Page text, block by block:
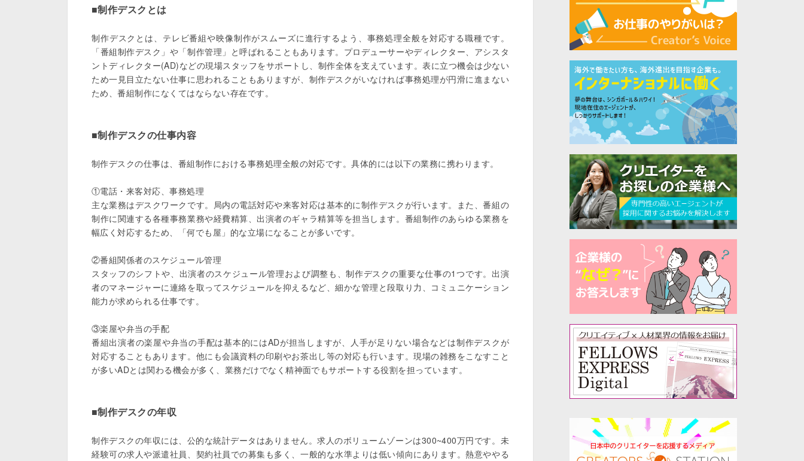
■制作デスクとは
制作デスクとは、テレビ番組や映像制作がスムーズに進行するよう、事務処理全般を対応する職種です。
「番組制作デスク」や「制作管理」と呼ばれることもあります。プロデューサーやディレクター、アシスタ
ントディレクター(AD)などの現場スタッフをサポートし、制作全体を支えています。表に立つ機会は少ない
ため一見目立たない仕事に思われることもありますが、制作デスクがいなければ事務処理が円滑に進まない
ため、番組制作になくてはならない存在です。
■制作デスクの仕事内容
制作デスクの仕事は、番組制作における事務処理全般の対応です。具体的には以下の業務に携わります。
①電話・来客対応、事務処理
主な業務はデスクワークです。局内の電話対応や来客対応は基本的に制作デスクが行います。また、番組の
制作に関連する各種事務業務や経費精算、出演者のギャラ精算等を担当します。番組制作のあらゆる業務を
幅広く対応するため、「何でも屋」的な立場になることが多いです。
②番組関係者のスケジュール管理
スタッフのシフトや、出演者のスケジュール管理および調整も、制作デスクの重要な仕事の1つです。出演
者のマネージャーに連絡を取ってスケジュールを抑えるなど、細かな管理と段取り力、コミュニケーション
能力が求められる仕事です。
③楽屋や弁当の手配
番組出演者の楽屋や弁当の手配は基本的にはADが担当しますが、人手が足りない場合などは制作デスクが
対応することもあります。他にも会議資料の印刷やお茶出し等の対応も行います。現場の雑務をこなすこと
が多いADとは関わる機会が多く、業務だけでなく精神面でもサポートする役割を担っています。
■制作デスクの年収
制作デスクの年収には、公的な統計データはありません。求人のボリュームゾーンは300~400万円です。未
経験可の求人や派遣社員、契約社員での募集も多く、一般的な水準よりは低い傾向にあります。熱意ややる